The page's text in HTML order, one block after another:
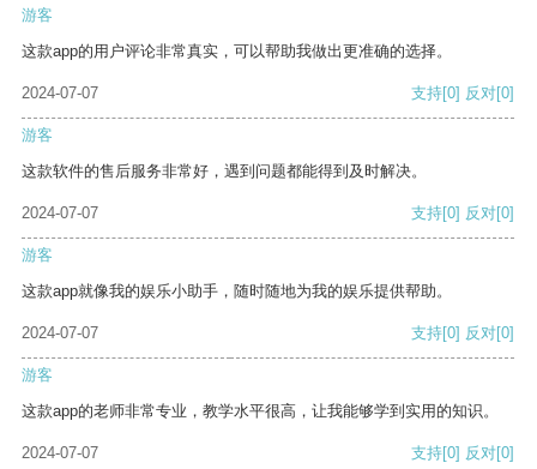
游客
这款app的用户评论非常真实，可以帮助我做出更准确的选择。
2024-07-07 支持[0] 反对[0]
游客
这款软件的售后服务非常好，遇到问题都能得到及时解决。
2024-07-07 支持[0] 反对[0]
游客
这款app就像我的娱乐小助手，随时随地为我的娱乐提供帮助。
2024-07-07 支持[0] 反对[0]
游客
这款app的老师非常专业，教学水平很高，让我能够学到实用的知识。
2024-07-07 支持[0] 反对[0]